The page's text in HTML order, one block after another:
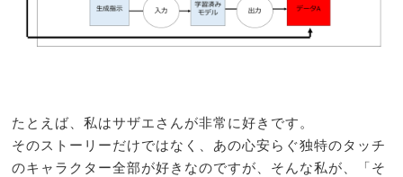
たとえば、私はサザエさんが非常に好きです。
そのストーリーだけではなく、あの心安らぐ独特のタッチ
のキャラクター全部が好きなのですが、そんな私が、「そ